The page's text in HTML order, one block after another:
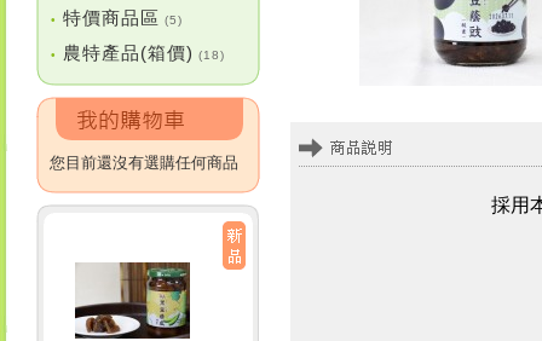
• 特價商品區 (5)
• 農特產品(箱價) (18)
您目前還沒有選購任何商品
採用